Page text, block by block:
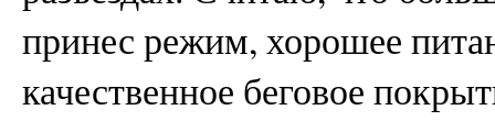
принес режим, хорошее
качественное беговое